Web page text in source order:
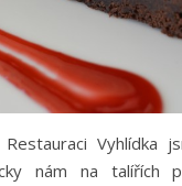
Vyhlídka
nám na talířích